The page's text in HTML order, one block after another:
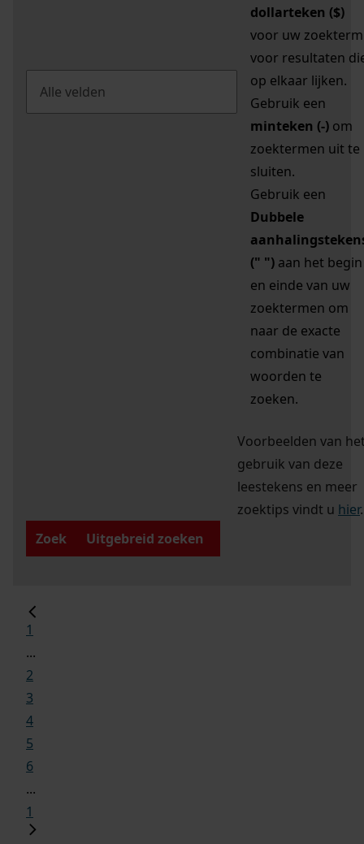
dollarteken ($)
voor uw zoekterm
voor resultaten
op elkaar lijken.
Gebruik een
minteken (-) om
zoektermen uit te
sluiten.
Gebruik een
Dubbele
(" ") aan het begin
en einde van uw
zoektermen om
naar de exacte
combinatie van
woorden te
zoeken.
Voorbeelden van
gebruik van deze
leestekens en meer
zoektips vindt u hier.
Zoek
Uitgebreid zoeken
1
...
2
3
4
5
6
...
1